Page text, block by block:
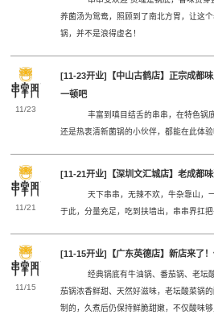
养菌汤为鸳鸯，照顾到了南北方胃，让这
锅，并不是浪得虚名！
11/23
[11-23开业]【中山古鹤店】正宗成都
一顿吧
丰富到嗔目结舌的串串，在特色锅
还是热衷清新菌锅的小伙伴，都能在此体验
11/21
[11-21开业]【深圳文汇城店】老成都
天下串串，无辣不欢，牛杂靠山，
于此，分量充足，吃到扶墙出，串串界扛
11/15
[11-15开业]【广东英德店】新店来了
经典锅底有牛油锅、番茄锅、老坛
茄锅浓香鲜甜、天然好滋味，老坛酸菜锅
制的，久煮后仍保持鲜脆甜嫩，不仅酸味够